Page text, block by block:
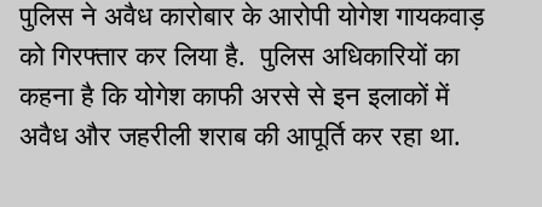
पुलिस ने अवैध कारोबार के आरोपी योगेश गायकवाड़
को गिरफ्तार कर लिया है. पुलिस अधिकारियों का
कहना है कि योगेश काफी अरसे से इन इलाकों में
अवैध और जहरीली शराब की आपूर्ति कर रहा था.